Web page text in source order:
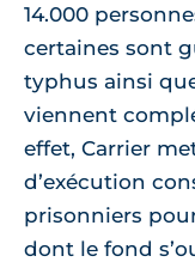
14.000
certaines sont
typhus ainsi
viennent
effet, Carrier
d’exécution
prisonniers
dont le fond